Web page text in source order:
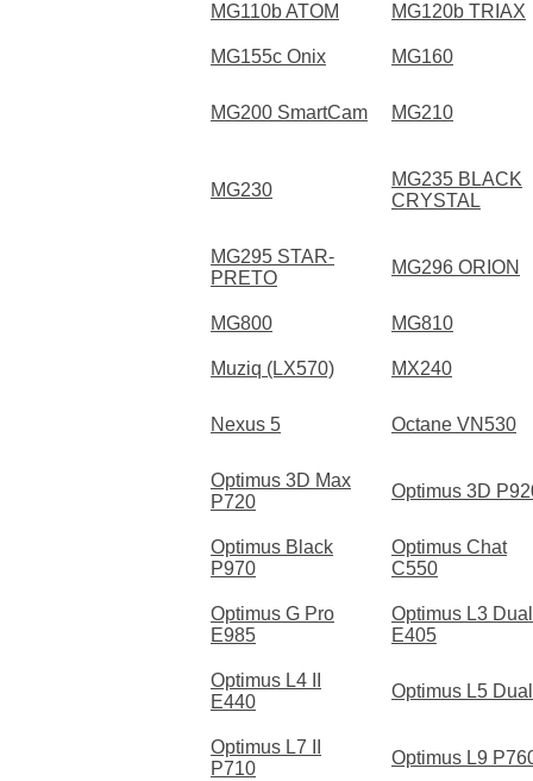
MG110b ATOM MG120b TRIAX
MG155c Onix MG160
MG200 SmartCam MG210
MG230
MG235 BLACK
CRYSTAL
MG295 STAR-
PRETO
MG296 ORION
MG800 MG810
Muziq (LX570) MX240
Nexus 5 Octane VN530
Optimus 3D Max
P720
Optimus 3D
Optimus Black
P970
Optimus Chat
C550
Optimus G Pro
E985
Optimus L3 Dual
E405
Optimus L4 II
E440
Optimus L5 Dual
Optimus L7 II
P710
Optimus L9